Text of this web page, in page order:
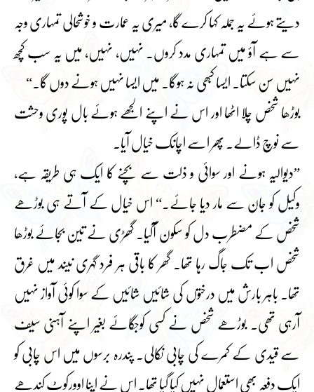
دیتے ہوئے یہ جملہ کہا کرے گا، میری یہ عمارت و خوشحالی تمہاری وجہ
سے ہے آؤ میں تمہاری مدد کروں۔ نہیں، نہیں، میں یہ سب کچھ
نہیں سن سکتا۔ ایسا کبھی نہ ہوگا۔ میں ایسا نہیں ہونے دوں گا۔“
بوڑھا شخص چلا اٹھا اور اس نے اپنے الجھے ہوئے بال پوری وحشت
سے نوچ ڈالے۔ پھر اسے اچانک خیال آیا۔
”دیوالیہ ہونے اور سوائی و ذلت سے بچنے کا ایک ہی طریقہ ہے،
وکیل کو جان سے مار دیا جائے۔“ اس خیال کے آتے ہی بوڑھے
شخص کے مضطرب دل کو سکون آگیا۔ گھڑی نے تین بجائے بوڑھا
شخص اب تک جاگ رہا تھا۔ گھر کا باقی ہر فرد گہری نیند میں غرق
تھا۔ باہر بارش میں درختوں کی شائیں شائیں کے سوا کوئی آواز نہیں
آرہی تھی۔ بوڑھے شخص نے کسی کوجگائے بغیر اپنے آہنی سیف
سے قیدی کے کمرے کی چابی نکالی۔ پندرہ برسوں میں اس چابی کو
ایک دفعہ بھی استعمال نہیں کیا گیا تھا۔ اس نے اپنا اوورکوٹ کندھے